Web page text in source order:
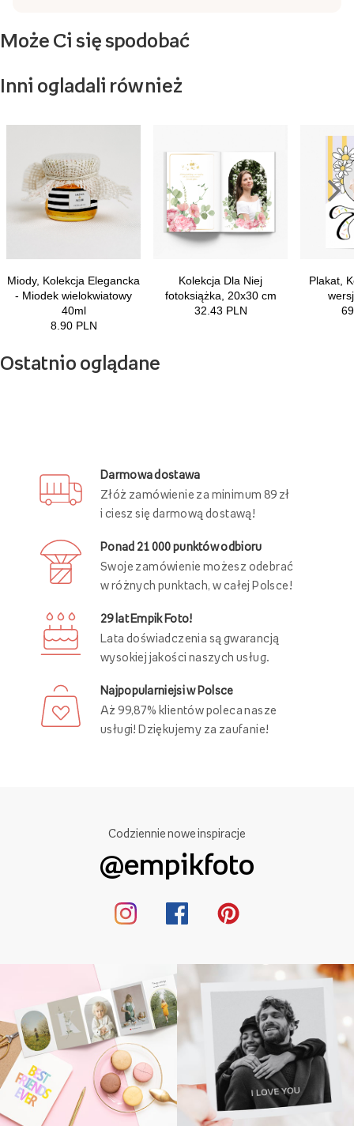
Może Ci się spodobać
Inni ogladali również
Ostatnio oglądane
Darmowa dostawa
Złóż zamówienie za minimum 89 zł
i ciesz się darmową dostawą!
Ponad 21 000 punktów odbioru
Swoje zamówienie możesz odebrać
w różnych punktach, w całej Polsce!
29 lat Empik Foto!
Lata doświadczenia są gwarancją
wysokiej jakości naszych usług.
Najpopularniejsi w Polsce
Aż 99,87% klientów poleca nasze
usługi! Dziękujemy za zaufanie!
Codziennie nowe inspiracje
@empikfoto